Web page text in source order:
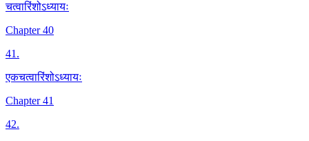
चत्वारिंशोऽध्यायः
Chapter 40
41.
एकचत्वारिंशोऽध्यायः
Chapter 41
42.